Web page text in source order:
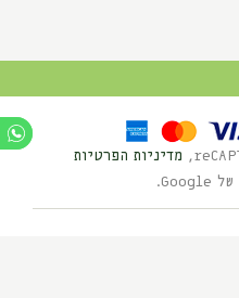
מדיניות הפרטיות
של Google.